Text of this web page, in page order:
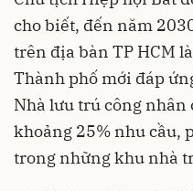
cho biết, đến năm
trên địa bàn TP HCM
Thành phố mới đáp
Nhà lưu trú công
khoảng 25% nhu cầu,
trong những khu nhà